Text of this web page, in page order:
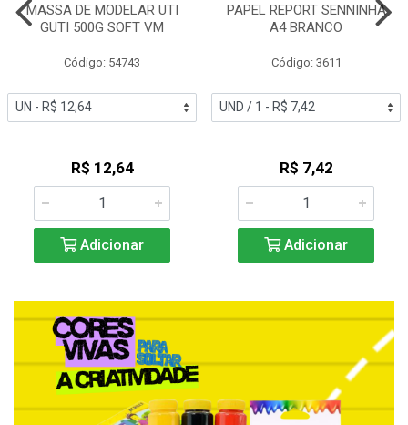
MASSA DE MODELAR UTI
GUTI 500G SOFT VM
Código: 54743
R$ 12,64
Adicionar
PAPEL REPORT SENNINHA
A4 BRANCO
Código: 3611
R$ 7,42
Adicionar